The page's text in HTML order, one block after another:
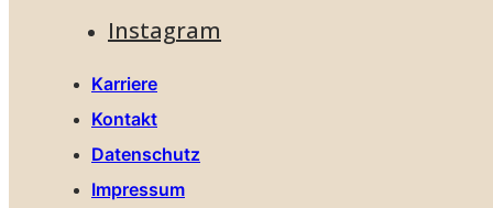
Instagram
Karriere
Kontakt
Datenschutz
Impressum